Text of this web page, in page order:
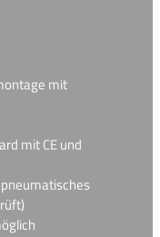
mit
mit CE und